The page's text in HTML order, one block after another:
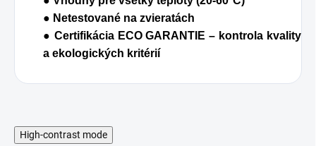
● Netestované na zvieratách
● Certifikácia ECO GARANTIE – kontrola kvality
a ekologických kritérií
High-contrast mode